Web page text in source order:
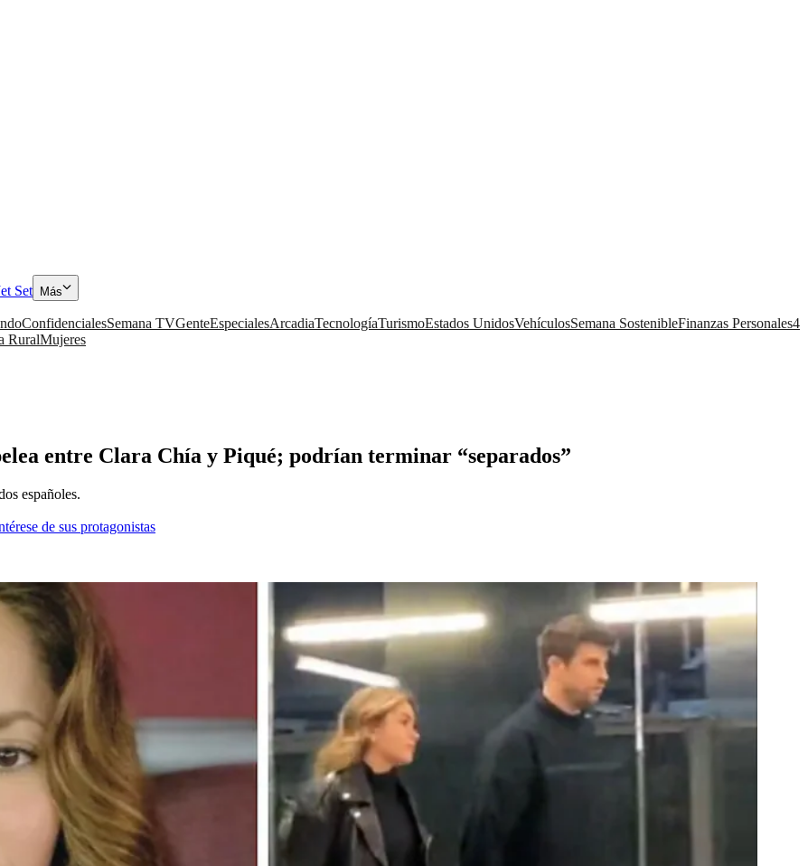
Set Más
ConfidencialesSemana TVGenteEspecialesArcadiaTecnologíaTurismoEstados UnidosVehículosSemana SostenibleFinanzas Personales4
RuralMujeres
entre Clara Chía y Piqué; podrían terminar “separados”
españoles.
de sus protagonistas